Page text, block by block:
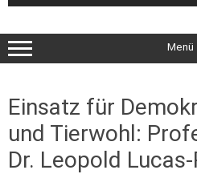
Menü
Einsatz für
und Tierwohl:
Dr. Leopold